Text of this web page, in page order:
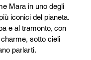
Mara in uno degli
iconici del pianeta.
e al tramonto, con
sotto cieli
parlarti.